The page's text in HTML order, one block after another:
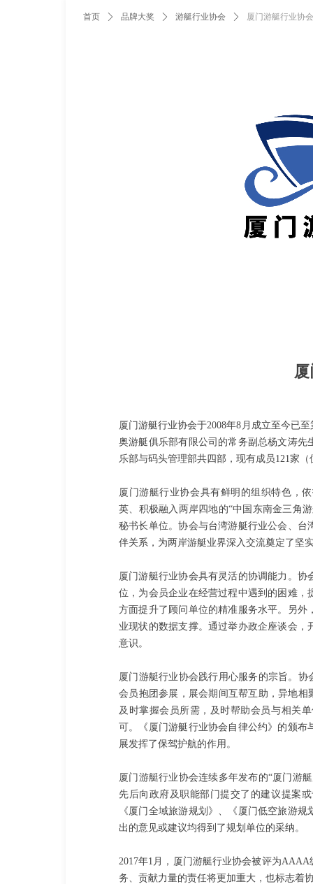
首页 ꄲ 品牌大奖 ꄲ 游艇行业协会 ꄲ 厦门游艇行业协会
厦门游艇行业协会于2008年8月成立至今已
奥游艇俱乐部有限公司的常务副总杨文涛
乐部与码头管理部共四部，现有成员121家（
厦门游艇行业协会具有鲜明的组织特色，
英、积极融入两岸四地的“中国东南金三角
秘书长单位。协会与台湾游艇行业公会、
伴关系，为两岸游艇业界深入交流奠定了坚
厦门游艇行业协会具有灵活的协调能力。
位，为会员企业在经营过程中遇到的困难
方面提升了顾问单位的精准服务水平。另
业现状的数据支撑。通过举办政企座谈会
意识。
厦门游艇行业协会践行用心服务的宗旨。
会员抱团参展，展会期间互帮互助，异地
及时掌握会员所需，及时帮助会员与相关
可。《厦门游艇行业协会自律公约》的颁
展发挥了保驾护航的作用。
厦门游艇行业协会连续多年发布的“厦门游
先后向政府及职能部门提交了的建议提案
《厦门全域旅游规划》、《厦门低空旅游
出的意见或建议均得到了规划单位的采纳。
2017年1月，厦门游艇行业协会被评为
务、贡献力量的责任将更加重大，也标志着